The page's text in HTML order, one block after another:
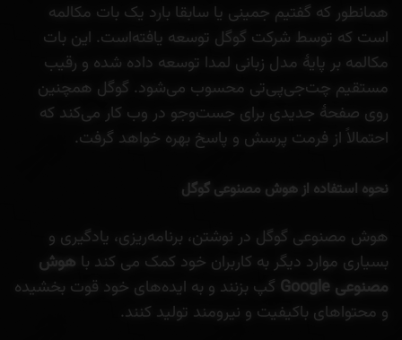
همانطور که گفتیم جمینی یا سابقا بارد یک بات مکالمه
است که توسط شرکت گوگل توسعه یافته‌است. این بات
مکالمه بر پایهٔ مدل زبانی لمدا توسعه داده شده و رقیب
مستقیم چت‌جی‌پی‌تی محسوب می‌شود. گوگل همچنین
روی صفحهٔ جدیدی برای جست‌وجو در وب کار می‌کند که
احتمالاً از فرمت پرسش و پاسخ بهره خواهد گرفت.
نحوه استفاده از هوش مصنوعی گوگل
هوش مصنوعی گوگل در نوشتن، برنامه‌ریزی، یادگیری و
بسیاری موارد دیگر به کاربران خود کمک می کند با هوش
مصنوعی Google
گپ بزنند و به ایده‌های خود قوت بخشیده
و محتواهای باکیفیت و نیرومند تولید کنند.